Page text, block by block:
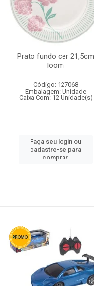
Prato fundo cer 21,5cm
loom
Código: 127068
Embalagem: Unidade
Caixa Com: 12 Unidade(s)
Faça seu login ou
cadastre-se para
comprar.